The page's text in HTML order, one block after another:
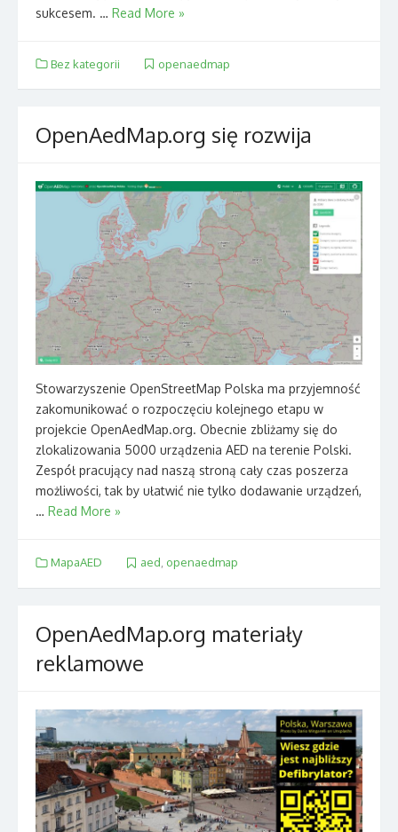
sukcesem. … Read More »
Bez kategorii openaedmap
OpenAedMap.org się rozwija
Stowarzyszenie OpenStreetMap Polska ma przyjemność
zakomunikować o rozpoczęciu kolejnego etapu w
projekcie OpenAedMap.org. Obecnie zbliżamy się do
zlokalizowania 5000 urządzenia AED na terenie Polski.
Zespół pracujący nad naszą stroną cały czas poszerza
możliwości, tak by ułatwić nie tylko dodawanie urządzeń,
… Read More »
MapaAED aed, openaedmap
OpenAedMap.org materiały
reklamowe